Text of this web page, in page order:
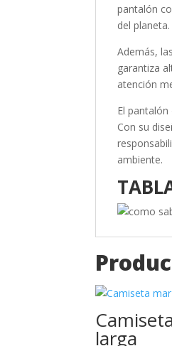
pantalón
del planeta.
Además,
garantiza
atención
El
Con su
ambiente.
larga